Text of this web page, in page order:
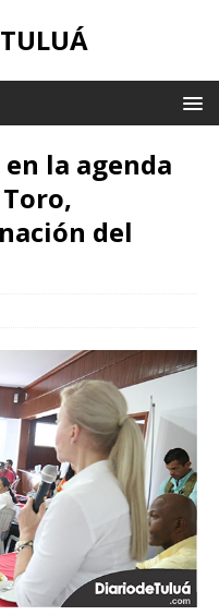
la agenda
del